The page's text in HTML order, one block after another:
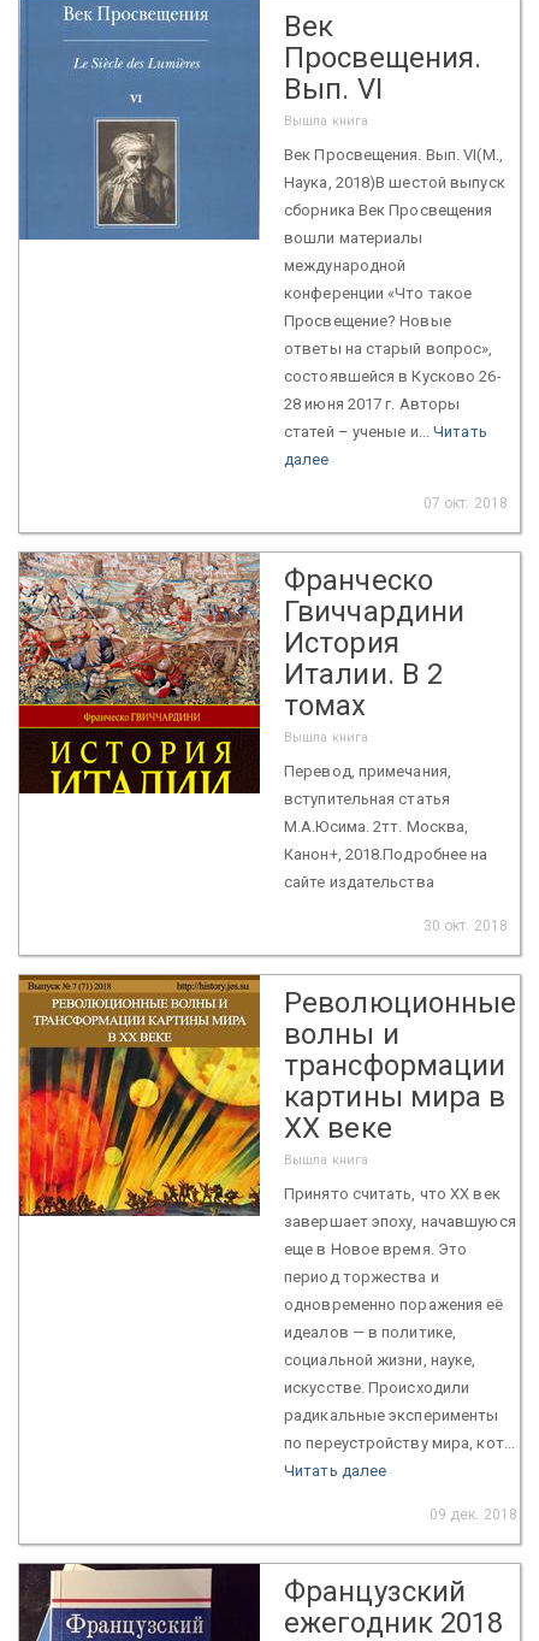
Век
Просвещения.
Вып. VI
Вышла книга
Век Просвещения. Вып. VI(М.,
Наука, 2018)В шестой выпуск
сборника Век Просвещения
вошли материалы
международной
конференции «Что такое
Просвещение? Новые
ответы на старый вопрос»,
состоявшейся в Кусково 26-
28 июня 2017 г. Авторы
статей – ученые и...Читать
далее
07 окт. 2018
Франческо
Гвиччардини
История
Италии. В 2
томах
Вышла книга
Перевод, примечания,
вступительная статья
М.А.Юсима. 2тт. Москва,
Канон+, 2018.Подробнее на
сайте издательства
30 окт. 2018
Революционные
волны и
трансформации
картины мира в
XX веке
Вышла книга
Принято считать, что XX век
завершает эпоху, начавшуюся
еще в Новое время. Это
период торжества и
одновременно поражения её
идеалов — в политике,
социальной жизни, науке,
искусстве. Происходили
радикальные эксперименты
по переустройству мира, кот...
Читать далее
09 дек. 2018
Французский
ежегодник 2018